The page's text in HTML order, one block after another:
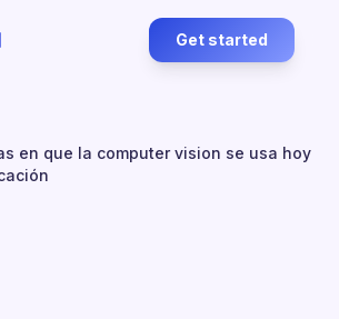
Get started
en que la computer vision se usa hoy